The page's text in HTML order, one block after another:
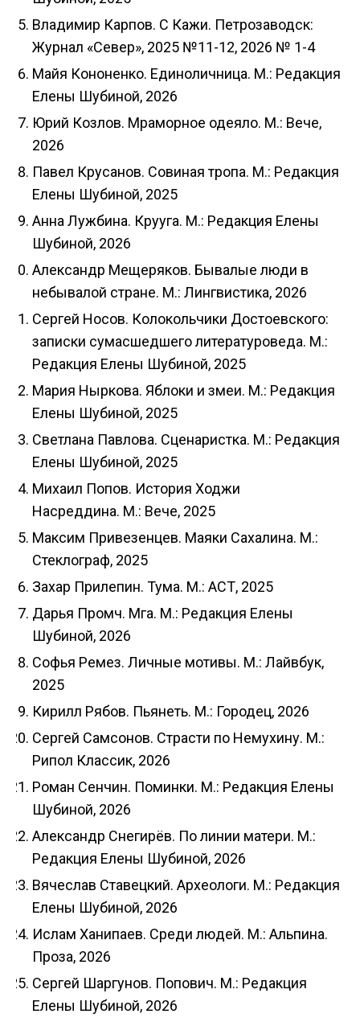
Владимир Карпов. С Кажи. Петрозаводск:
Журнал «Север», 2025 №11-12, 2026 № 1-4
Майя Кононенко. Единоличница. М.: Редакция
Елены Шубиной, 2026
Юрий Козлов. Мраморное одеяло. М.: Вече,
2026
Павел Крусанов. Совиная тропа. М.: Редакция
Елены Шубиной, 2025
Анна Лужбина. Крууга. М.: Редакция Елены
Шубиной, 2026
Александр Мещеряков. Бывалые люди в
небывалой стране. М.: Лингвистика, 2026
Сергей Носов. Колокольчики Достоевского:
записки сумасшедшего литературоведа. М.:
Редакция Елены Шубиной, 2025
Мария Ныркова. Яблоки и змеи. М.: Редакция
Елены Шубиной, 2025
Светлана Павлова. Сценаристка. М.: Редакция
Елены Шубиной, 2025
Михаил Попов. История Ходжи
Насреддина. М.: Вече, 2025
Максим Привезенцев. Маяки Сахалина. М.:
Стеклограф, 2025
Захар Прилепин. Тума. М.: АСТ, 2025
Дарья Промч. Мга. М.: Редакция Елены
Шубиной, 2026
Софья Ремез. Личные мотивы. М.: Лайвбук,
2025
Кирилл Рябов. Пьянеть. М.: Городец, 2026
Сергей Самсонов. Страсти по Немухину. М.:
Рипол Классик, 2026
Роман Сенчин. Поминки. М.: Редакция Елены
Шубиной, 2026
Александр Снегирёв. По линии матери. М.:
Редакция Елены Шубиной, 2026
Вячеслав Ставецкий. Археологи. М.: Редакция
Елены Шубиной, 2026
Ислам Ханипаев. Среди людей. М.: Альпина.
Проза, 2026
Сергей Шаргунов. Попович. М.: Редакция
Елены Шубиной, 2026